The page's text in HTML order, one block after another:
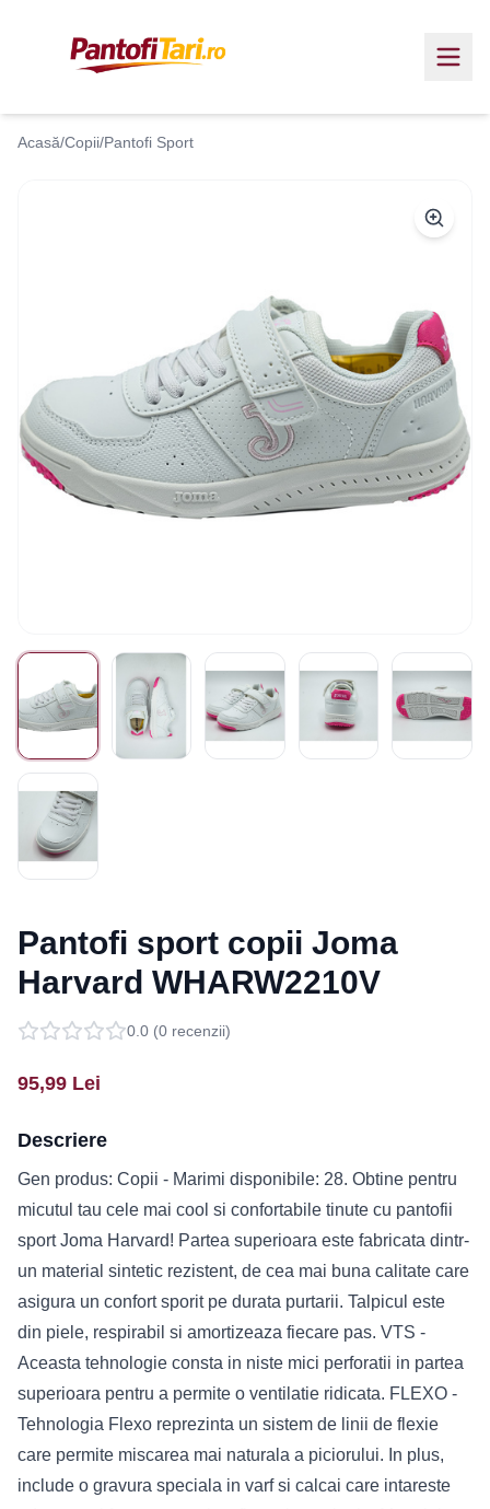
Acasă/Copii/Pantofi Sport
Pantofi sport copii Joma
Harvard WHARW2210V
0.0 (0 recenzii)
95,99 Lei
Descriere
Gen produs: Copii - Marimi disponibile: 28. Obtine pentru
micutul tau cele mai cool si confortabile tinute cu pantofii
sport Joma Harvard! Partea superioara este fabricata dintr-
un material sintetic rezistent, de cea mai buna calitate care
asigura un confort sporit pe durata purtarii. Talpicul este
din piele, respirabil si amortizeaza fiecare pas. VTS -
Aceasta tehnologie consta in niste mici perforatii in partea
superioara pentru a permite o ventilatie ridicata. FLEXO -
Tehnologia Flexo reprezinta un sistem de linii de flexie
care permite miscarea mai naturala a piciorului. In plus,
include o gravura speciala in varf si calcai care intareste